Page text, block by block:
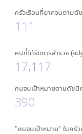
ครัวเรือนที่ยากจนตาม
111
คนที่ได้รับการสำรวจ (จป
17,117
คนจนเป้าหมายตามดัช
390
"คนจนเป้าหมาย" ในครั